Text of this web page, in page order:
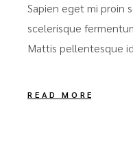
Sapien eget mi proin
scelerisque
Mattis pellentesque id
READ MORE